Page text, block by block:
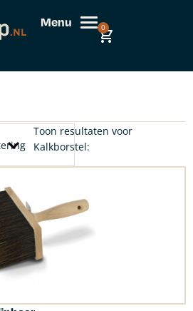
Menu 0
Toon resultaten voor
Kalkborstel: